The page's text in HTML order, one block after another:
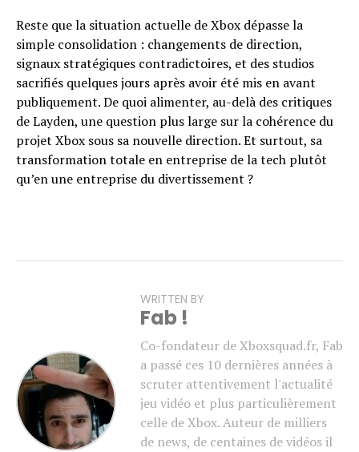
Reste que la situation actuelle de Xbox dépasse la
simple consolidation : changements de direction,
signaux stratégiques contradictoires, et des studios
sacrifiés quelques jours après avoir été mis en avant
publiquement. De quoi alimenter, au-delà des critiques
de Layden, une question plus large sur la cohérence du
projet Xbox sous sa nouvelle direction. Et surtout, sa
transformation totale en entreprise de la tech plutôt
qu’en une entreprise du divertissement ?
WRITTEN BY
Fab !
Co-fondateur de Xboxsquad.fr, Fab
a passé ces 10 dernières années à
scruter attentivement l'actualité
jeu vidéo et plus particulièrement
celle de Xbox. Auteur de milliers
de news, de centaines de vidéos il